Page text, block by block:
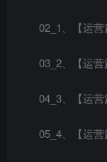
02_1、【运
03_2、【运
04_3、【运
05_4、【运